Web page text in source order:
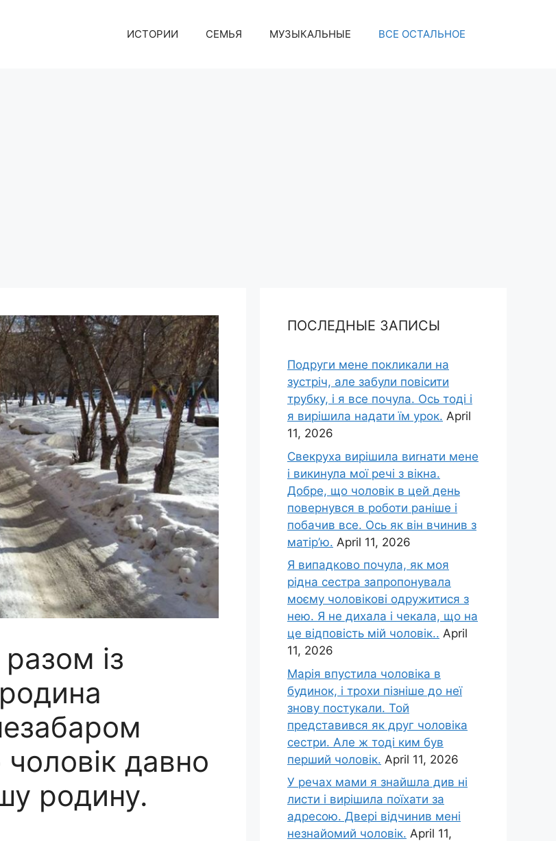
ИСТОРИИ СЕМЬЯ МУЗЫКАЛЬНЫЕ ВСЕ ОСТАЛЬНОЕ
із
давно
родину.
ПОСЛЕДНЫЕ ЗАПИСЫ
Подруги мене покликали на
зустріч, але забули повісити
трубку, і я все почула. Ось тоді і
я вирішила надати їм урок. April
11, 2026
Свекруха вирішила виrнати мене
і викинула мої речі з вікна.
Добре, що чоловік в цей день
повернувся в роботи раніше і
побачив все. Ось як він вчинив з
матір’ю. April 11, 2026
Я випадково почула, як моя
рідна сестра запропонувала
моєму чоловікові одружитися з
нею. Я не дихала і чекала, що на
це відповість мій чоловік.. April
11, 2026
Марія впустила чоловіка в
будинок, і трохи пізніше до неї
знову постукали. Той
представився як друг чоловіка
сестри. Але ж тоді ким був
перший чоловік. April 11, 2026
У речах мами я знайшла див ні
листи і вирішила поїхати за
адресою. Двері відчинив мені
незнайомий чоловік. April 11,